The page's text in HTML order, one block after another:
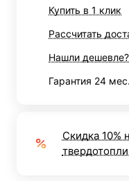
Купить в 1 клик
Рассчитать
Нашли дешевле?
Гарантия 24 мес.
Скидка 10%